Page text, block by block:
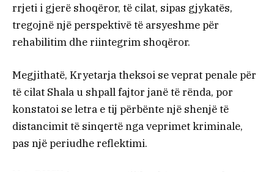
rrjeti i gjerë shoqëror, të cilat, sipas gjykatës,
tregojnë një perspektivë të arsyeshme për
rehabilitim dhe riintegrim shoqëror.
Megjithatë, Kryetarja theksoi se veprat penale për
të cilat Shala u shpall fajtor janë të rënda, por
konstatoi se letra e tij përbënte një shenjë të
distancimit të sinqertë nga veprimet kriminale,
pas një periudhe reflektimi.